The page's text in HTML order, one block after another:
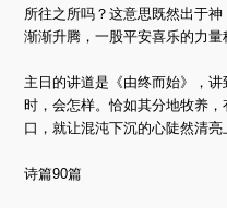
所往之所吗？这意思既然出于
渐渐升腾，一股平安喜乐的力量
主日的讲道是《由终而始》，
时，会怎样。恰如其分地牧养
口，就让混沌下沉的心陡然清
诗篇90篇